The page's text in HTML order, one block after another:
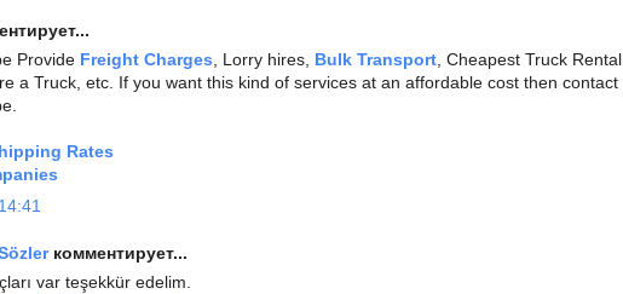
Provide Freight Charges , Lorry hires, Bulk Transport , Cheapest Truck Rental
a Truck, etc. If you want this kind of services at an affordable cost then contact
Rates
комментирует...
var teşekkür edelim.